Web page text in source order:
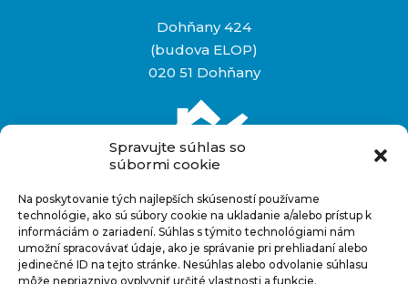
Spravujte súhlas so
súbormi cookie
Na poskytovanie tých najlepších skúseností používame
technológie, ako sú súbory cookie na ukladanie a/alebo prístup k
informáciám o zariadení. Súhlas s týmito technológiami nám
umožní spracovávať údaje, ako je správanie pri prehliadaní alebo
jedinečné ID na tejto stránke. Nesúhlas alebo odvolanie súhlasu
môže nepriaznivo ovplyvniť určité vlastnosti a funkcie.
Dohňany 424
(budova ELOP)
020 51 Dohňany
Rýchly kontakt
+421 948 927 880
info@novostavbynakluc.sk